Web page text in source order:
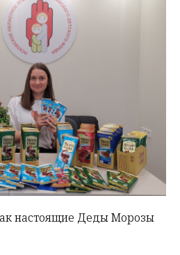
настоящие Деды Морозы